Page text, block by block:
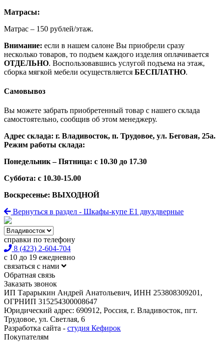
Матрасы:
Матрас – 150 рублей/этаж.
Внимание: если в нашем салоне Вы приобрели сразу
несколько товаров, то подъем каждого изделия оплачивается
ОТДЕЛЬНО. Воспользовавшись услугой подъема на этаж,
сборка мягкой мебели осуществляется БЕСПЛАТНО.
Самовывоз
Вы можете забрать приобретенный товар с нашего склада
самостоятельно, сообщив об этом менеджеру.
Адрес склада: г. Владивосток, п. Трудовое, ул. Беговая, 25а.
Режим работы склада:
Понедельник – Пятница: с 10.30 до 17.30
Суббота: с 10.30-15.00
Воскресенье: ВЫХОДНОЙ
Вернуться в раздел - Шкафы-купе Е1 двухдверные
справки по телефону
8 (423) 2-604-704
с 10 до 19 ежедневно
связаться с нами
Обратная связь
Заказать звонок
ИП Тарарыкин Андрей Анатольевич, ИНН 253808309201,
ОГРНИП 315254300008647
Юридический адрес: 690912, Россия, г. Владивосток, пгт.
Трудовое, ул. Светлая, 6
Разработка сайта - студия Кефирок
Покупателям